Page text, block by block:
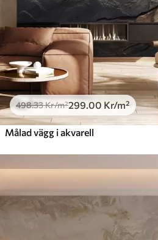
498.33Kr/m²299 .00 Kr/m²
Målad vägg i akvarell